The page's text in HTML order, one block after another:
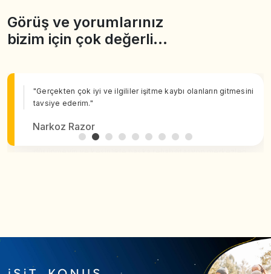
Görüş ve yorumlarınız
bizim için çok değerli…
"Gerçekten çok iyi ve ilgililer işitme kaybı olanların gitmesini
tavsiye ederim."
Narkoz Razor